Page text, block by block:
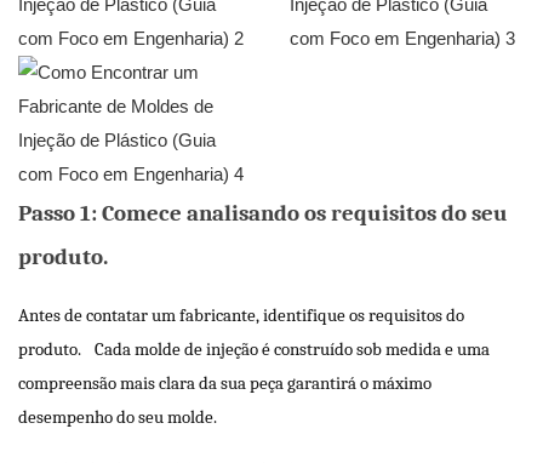
Passo 1: Comece analisando os requisitos do seu
produto.
Antes de contatar um fabricante, identifique os requisitos do
produto.
Cada molde de injeção é construído sob medida e uma
compreensão mais clara da sua peça garantirá o máximo
desempenho do seu molde.